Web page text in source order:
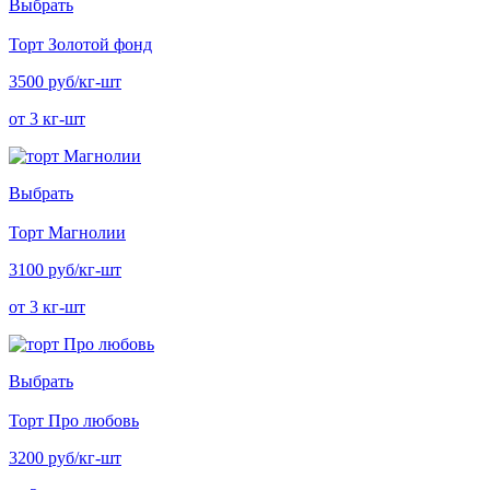
Выбрать
Торт Золотой фонд
3500 руб/кг-шт
от 3 кг-шт
Выбрать
Торт Магнолии
3100 руб/кг-шт
от 3 кг-шт
Выбрать
Торт Про любовь
3200 руб/кг-шт